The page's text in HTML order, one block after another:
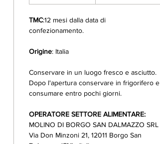
TMC:12 mesi dalla data di
confezionamento.
Origine: Italia
Conservare in un luogo fresco e asciutto.
Dopo l'apertura conservare in frigorifero e
consumare entro pochi giorni.
OPERATORE SETTORE ALIMENTARE:
MOLINO DI BORGO SAN DALMAZZO SRL
Via Don Minzoni 21, 12011 Borgo San